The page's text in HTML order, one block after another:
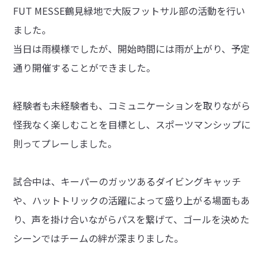
FUT MESSE鶴見緑地で大阪フットサル部の活動を行い
ました。
当日は雨模様でしたが、開始時間には雨が上がり、予定
通り開催することができました。
経験者も未経験者も、コミュニケーションを取りながら
怪我なく楽しむことを目標とし、スポーツマンシップに
則ってプレーしました。
試合中は、キーパーのガッツあるダイビングキャッチ
や、ハットトリックの活躍によって盛り上がる場面もあ
り、声を掛け合いながらパスを繋げて、ゴールを決めた
シーンではチームの絆が深まりました。